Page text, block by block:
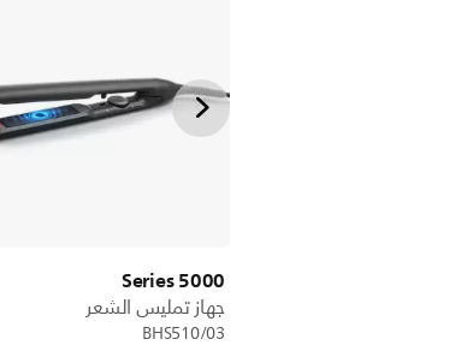
5000 Series
جهاز تمليس الشعر
BHS510/03